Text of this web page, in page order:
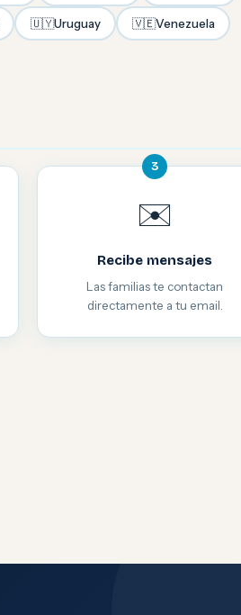
🇺🇾Uruguay 🇻🇪Venezuela
3
✉️
Recibe mensajes
Las familias te contactan
directamente a tu email.